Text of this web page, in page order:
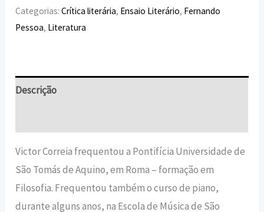
Categorias:Crítica literária, Ensaio Literário, Fernando
Pessoa, Literatura
Descrição
Victor Correia frequentou a Pontifícia Universidade de
São Tomás de Aquino, em Roma – formação em
Filosofia. Frequentou também o curso de piano,
durante alguns anos, na Escola de Música de São